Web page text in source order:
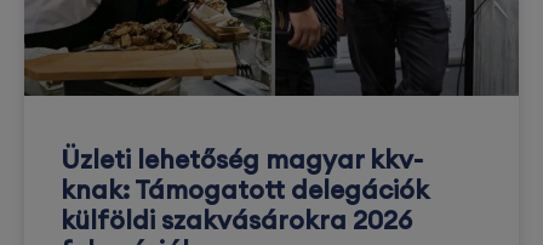
Üzleti lehetőség magyar kkv-
knak: Támogatott delegációk
külföldi szakvásárokra 2026